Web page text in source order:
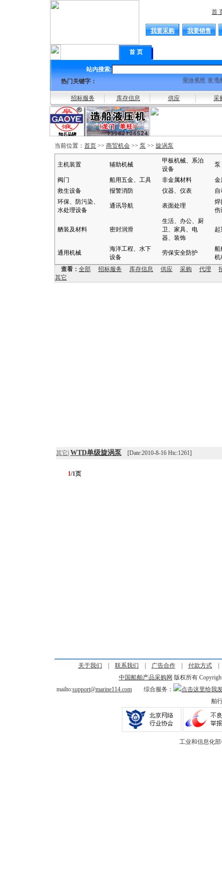
首
我要采购 我要销售
首 页
站内搜索:
热门关键字：
柴油机组 发电
招标服务 库存信息 供应 采
当前位置： 首页 >> 商贸机会 >> 泵 >> 旋涡泵
主机装置 辅助机械
甲板机械、系泊
设备
泵
阀门 船用五金、工具 非金属材料
金
救生设备
报警消防 仪器、仪表
自
环保、防污染、
水处理设备
通讯导航 表面处理
焊
伤
舾装及材料 密封润滑
生活、办公、厨
卫、家具、电
器、装饰
起
通用机械
海洋工程、水下
设备
劳保安全防护
船
机
查看： 全部 招标服务 库存信息 供应 采购 代理
其它
其它 WTD单级旋涡泵 [Date:2010-8-16 Htc:1261]
1/1页
关于我们 联系我们 广告合作| 付款方式
中国船舶产品采购网 版权所有
mailto:support@marine114.com 综合服务：
舶
工业和信息化